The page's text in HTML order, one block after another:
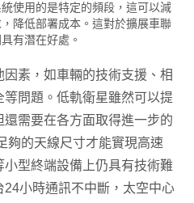
使用的是特定的頻段，這可以減
降低部署成本。這對於擴展車聯
有潛在好處。
素，如車輛的技術支援、相
問題。低軌衛星雖然可以提
需要在各方面取得進一步的
夠的天線尺寸才能實現高速
型終端設備上仍具有技術難
小時通訊不中斷，太空中心